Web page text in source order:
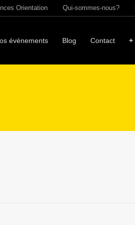
Orientation Qui-sommes-nous?
évènements Blog Contact +